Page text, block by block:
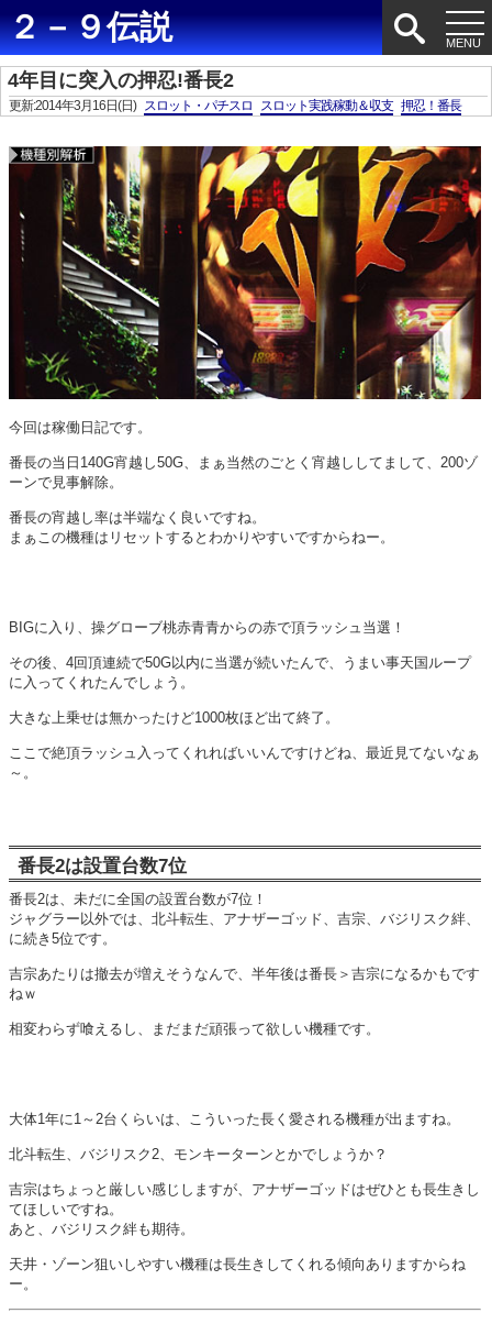
２－９伝説
4年目に突入の押忍!番長2
更新:2014年3月16日(日) スロット・パチスロ スロット実践稼動＆収支 押忍！番長
今回は稼働日記です。
番長の当日140G宵越し50G、まぁ当然のごとく宵越ししてまして、200ゾ
ーンで見事解除。
番長の宵越し率は半端なく良いですね。
まぁこの機種はリセットするとわかりやすいですからねー。
BIGに入り、操グローブ桃赤青青からの赤で頂ラッシュ当選！
その後、4回頂連続で50G以内に当選が続いたんで、うまい事天国ループ
に入ってくれたんでしょう。
大きな上乗せは無かったけど1000枚ほど出て終了。
ここで絶頂ラッシュ入ってくれればいいんですけどね、最近見てないなぁ
～。
番長2は設置台数7位
番長2は、未だに全国の設置台数が7位！
ジャグラー以外では、北斗転生、アナザーゴッド、吉宗、バジリスク絆、
に続き5位です。
吉宗あたりは撤去が増えそうなんで、半年後は番長＞吉宗になるかもです
ねｗ
相変わらず喰えるし、まだまだ頑張って欲しい機種です。
大体1年に1～2台くらいは、こういった長く愛される機種が出ますね。
北斗転生、バジリスク2、モンキーターンとかでしょうか？
吉宗はちょっと厳しい感じしますが、アナザーゴッドはぜひとも長生きし
てほしいですね。
あと、バジリスク絆も期待。
天井・ゾーン狙いしやすい機種は長生きしてくれる傾向ありますからね
ー。